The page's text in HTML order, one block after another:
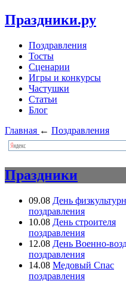
Праздники.ру
Поздравления
Тосты
Сценарии
Игры и конкурсы
Частушки
Статьи
Блог
Главная ← Поздравления
Праздники
09.08 День
поздравления
10.08 День строителя
поздравления
12.08 День Военно-
поздравления
14.08 Медовый Спас
поздравления